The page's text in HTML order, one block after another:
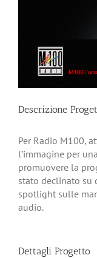
Descrizione
Per Radio M100,
l’immagine per
promuovere la
stato declinato su
spotlight sulle
audio.
Dettagli Progetto